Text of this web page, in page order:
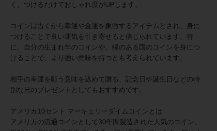
く、つけるだけでおしゃれ度がUPします。
コインは古くから幸運や金運を象徴するアイテムとされ、身に
つけることで良い運気を引き寄せると信じられています。特
に、自分の生まれ年のコインや、縁のある国のコインを身につ
けることで、より強い意味を持つとも考えられています。
相手の幸運を願う意味を込めて贈る、記念日や誕生日などの特
別な日のプレゼントとしてもおすすめです。
アメリカ10セント マーキュリーダイムコインとは
アメリカの流通コインとして30年間製造された人気のコイン。